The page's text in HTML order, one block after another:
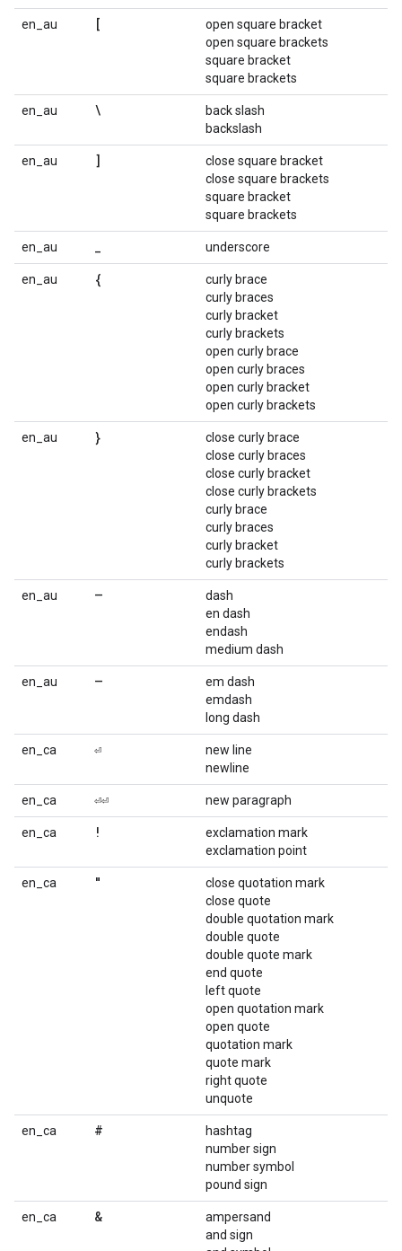
en_au [
open square bracket
open square brackets
square bracket
square brackets
en_au \
back slash
backslash
en_au ]
close square bracket
close square brackets
square bracket
square brackets
en_au _ underscore
en_au {
curly brace
curly braces
curly bracket
curly brackets
open curly brace
open curly braces
open curly bracket
open curly brackets
en_au }
close curly brace
close curly braces
close curly bracket
close curly brackets
curly brace
curly braces
curly bracket
curly brackets
en_au –
dash
en dash
endash
medium dash
en_au —
em dash
emdash
long dash
en_ca ⏎
new line
newline
en_ca ⏎⏎ new paragraph
en_ca !
exclamation mark
exclamation point
en_ca "
close quotation mark
close quote
double quotation mark
double quote
double quote mark
end quote
left quote
open quotation mark
open quote
quotation mark
quote mark
right quote
unquote
en_ca #
hashtag
number sign
number symbol
pound sign
en_ca &
ampersand
and sign